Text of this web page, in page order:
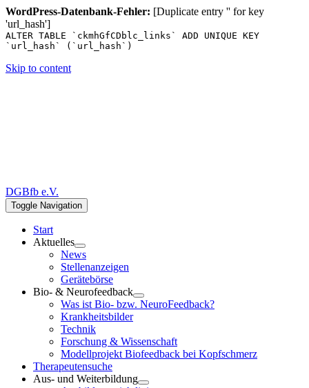
WordPress-Datenbank-Fehler: [Duplicate entry '' for key
'url_hash']
ALTER TABLE `ckmhGfCDblc_links` ADD UNIQUE KEY
`url_hash` (`url_hash`)
Skip to content
DGBfb e.V.
Toggle Navigation
Start
Aktuelles
News
Stellenanzeigen
Gerätebörse
Bio- & Neurofeedback
Was ist Bio- bzw. NeuroFeedback?
Krankheitsbilder
Technik
Forschung & Wissenschaft
Modellprojekt Biofeedback bei Kopfschmerz
Therapeutensuche
Aus- und Weiterbildung